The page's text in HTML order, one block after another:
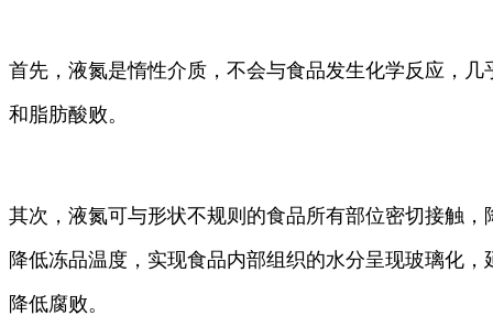
首先，液氮是惰性介质，不会与食品发生化学反应，几
和脂肪酸败。
其次，液氮可与形状不规则的食品所有部位密切接触，
降低冻品温度，实现食品内部组织的水分呈现玻璃化，
降低腐败。